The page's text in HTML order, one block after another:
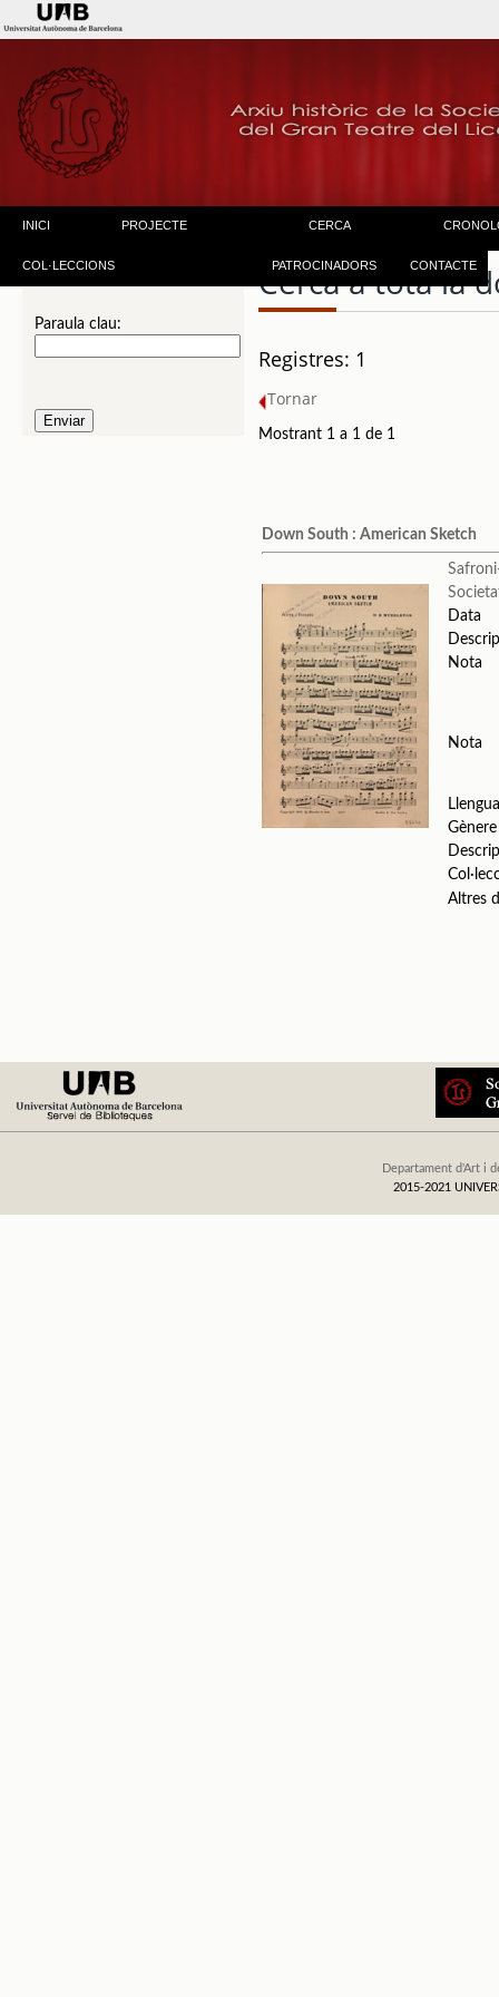
INICI PROJECTE CERCA
COL·LECCIONS PATROCINADORS CONTACTE
Paraula clau:
Cerca a tota la
Registres: 1
Tornar
Mostrant 1 a 1 de 1
Down South : American Sketch
Data
Nota
Nota
Gènere
Altres
Departament d'Art i
2015-2021